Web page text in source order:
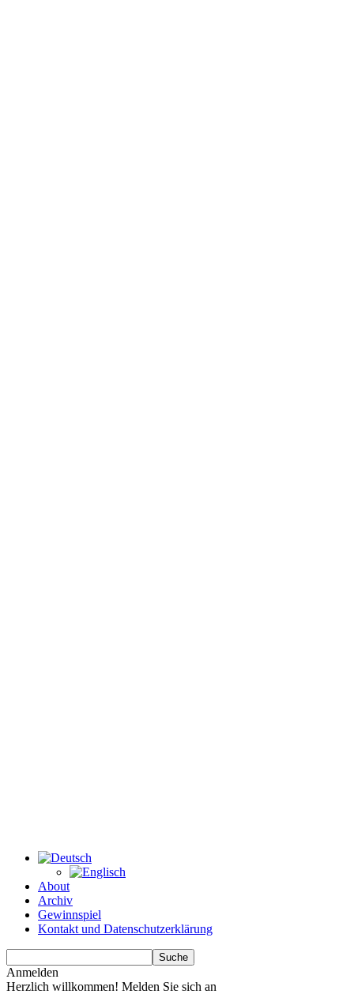
About
Archiv
Gewinnspiel
Kontakt und Datenschutzerklärung
Anmelden
Herzlich willkommen! Melden Sie sich an